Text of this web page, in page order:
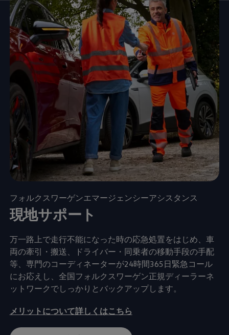
フォルクスワーゲンエマージェンシーアシスタンス
現地サポート
万一路上で走行不能になった時の応急処置をはじめ、車
両の牽引・搬送、ドライバー・同乗者の移動手段の手配
等、専門のコーディネーターが24時間365日緊急コール
にお応えし、全国フォルクスワーゲン正規ディーラーネ
ットワークでしっかりとバックアップします。
メリットについて詳しくはこちら